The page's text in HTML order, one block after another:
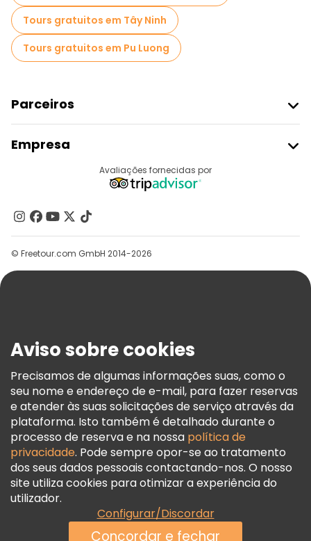
Tours gratuitos em Tây Ninh
Tours gratuitos em Pu Luong
Parceiros
Registo Do Fornecedor
Programa De Afiliados
Empresa
Contacte-Nos
Grupos
Ajuda
Termos E Informações Legais
Política De Cookies
Freetour Prémios
Programa De Fidelidade
Avaliações fornecidas por
© Freetour.com GmbH 2014-2026
Aviso sobre cookies
Precisamos de algumas informações suas, como o
seu nome e endereço de e-mail, para fazer reservas
e atender às suas solicitações de serviço através da
plataforma. Isto também é detalhado durante o
processo de reserva e na nossa política de
privacidade. Pode sempre opor-se ao tratamento
dos seus dados pessoais contactando-nos. O nosso
site utiliza cookies para otimizar a experiência do
utilizador.
Configurar/Discordar
Concordar e fechar